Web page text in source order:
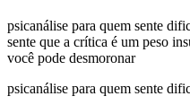
psicanálise para quem sente
sente que a crítica é um peso
você pode desmoronar
psicanálise para quem sente